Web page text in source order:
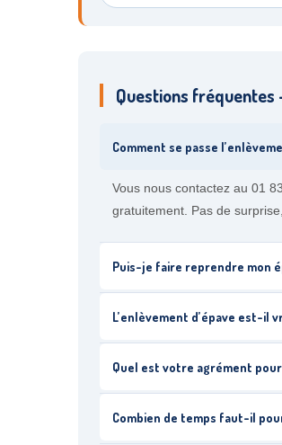
Questions fréquentes
Comment se passe
Vous nous contactez au 01
gratuitement. Pas de
Puis-je faire reprendre mon
L’enlèvement d’épave est-il
Quel est votre agrément
Combien de temps faut-il